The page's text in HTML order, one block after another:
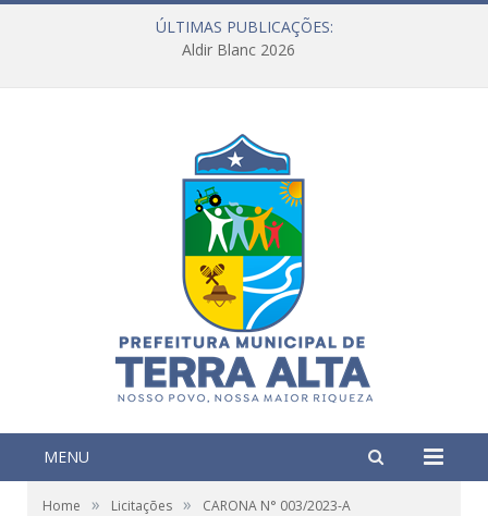
ÚLTIMAS PUBLICAÇÕES:
Aldir Blanc 2026
MENU
Home » Licitações »
CARONA N° 003/2023-A